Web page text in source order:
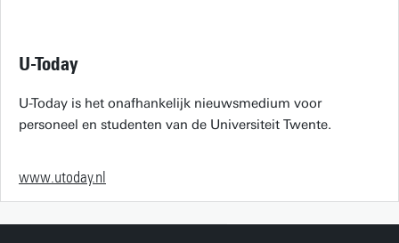
U-Today
U-Today is het onafhankelijk nieuwsmedium voor
personeel en studenten van de Universiteit Twente.
www.utoday.nl